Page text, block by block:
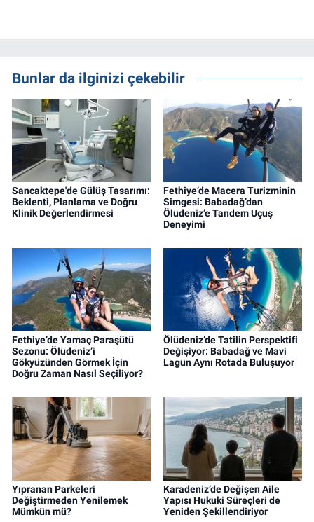
Bunlar da ilginizi çekebilir
Sancaktepe'de Gülüş Tasarımı:
Beklenti, Planlama ve Doğru
Klinik Değerlendirmesi
Fethiye’de Macera Turizminin
Simgesi: Babadağ’dan
Ölüdeniz’e Tandem Uçuş
Deneyimi
Fethiye’de Yamaç Paraşütü
Sezonu: Ölüdeniz’i
Gökyüzünden Görmek İçin
Doğru Zaman Nasıl Seçiliyor?
Ölüdeniz’de Tatilin Perspektifi
Değişiyor: Babadağ ve Mavi
Lagün Aynı Rotada Buluşuyor
Yıpranan Parkeleri
Değiştirmeden Yenilemek
Mümkün mü?
Karadeniz’de Değişen Aile
Yapısı Hukuki Süreçleri de
Yeniden Şekillendiriyor